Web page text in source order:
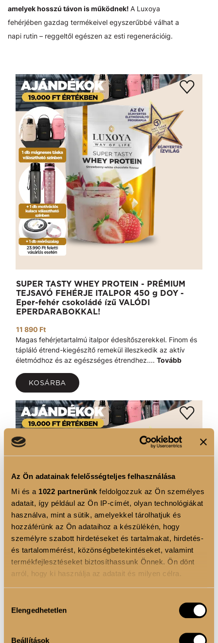
Az Ön adatainak felelősségteljes felhasználása
Mi és a 1022 partnerünk feldolgozzuk az Ön személyes
adatait, így például az Ön IP-címét, olyan technológiákat
használva, mint a sütik, amelyekkel tárolhatjuk és
hozzáférünk az Ön adataihoz a készülékén, hogy
személyre szabott hirdetéseket és tartalmakat, hirdetés-
és tartalommérést, közönségbetekintéseket, valamint
termékfejlesztéseket biztosíthassunk Önnek. Ön dönt
arról, hogy ki használja az adatait és milyen célra.
Információgyűjtés az Ön földrajzi elhelyezkedéséről
Az Ön készülékén beazonosítása annak konkrét
kiválasztása
Elengedhetetlen
Beállítások
amelyek hosszú távon is működnek! A Luxoya
fehérjében gazdag termékeivel egyszerűbbé válhat a
napi rutin – reggeltől egészen az esti regenerációig.
SUPER TASTY WHEY PROTEIN - PRÉMIUM
TEJSAVÓ FEHÉRJE ITALPOR 450 g DOY -
Eper-fehér csokoládé ízű VALÓDI
EPERDARABOKKAL!
11 890 Ft
Magas fehérjetartalmú italpor édesítőszerekkel. Finom és
tápláló étrend-kiegészítő remekül illeszkedik az aktív
életmódhoz és az egészséges étrendhez.... Tovább
KOSÁRBA
SUPER TASTY WHEY PROTEIN - PRÉMIUM
TEJSAVÓ FEHÉRJE ITALPOR 450 g DOY -
DARABOKKAL!